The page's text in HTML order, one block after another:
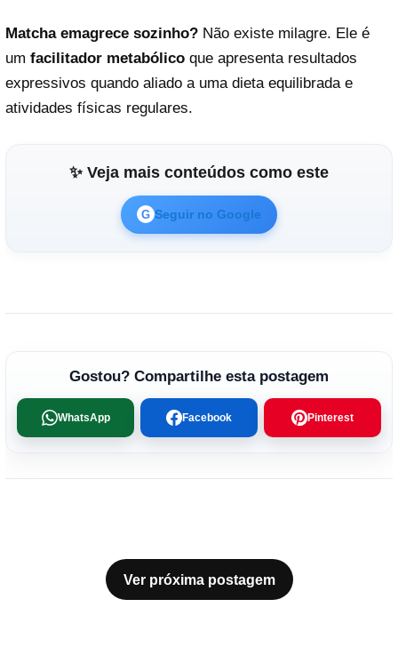
Matcha emagrece sozinho? Não existe milagre. Ele é
um facilitador metabólico que apresenta resultados
expressivos quando aliado a uma dieta equilibrada e
atividades físicas regulares.
✨ Veja mais conteúdos como este
G Seguir no Google
Gostou? Compartilhe esta postagem
WhatsApp Facebook Pinterest
Ver próxima postagem